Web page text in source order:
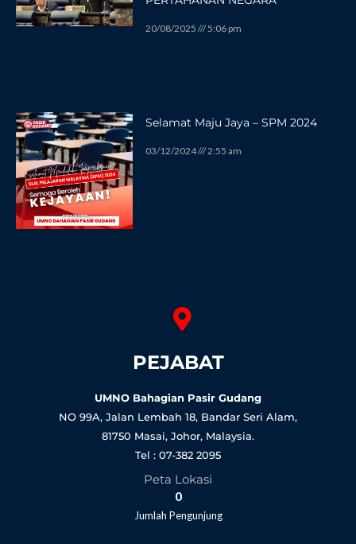
20/08/2025 5:06 pm
Selamat Maju Jaya – SPM 2024
03/12/2024 2:55 am
PEJABAT
UMNO Bahagian Pasir Gudang
NO 99A, Jalan Lembah 18, Bandar Seri Alam,
81750 Masai, Johor, Malaysia.
Tel : 07-382 2095
Peta Lokasi
Jumlah Pengunjung
0